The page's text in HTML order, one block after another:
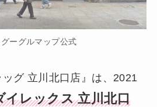
ーグルマップ公式
グ 立川北口店』は、2021
イレックス 立川北口